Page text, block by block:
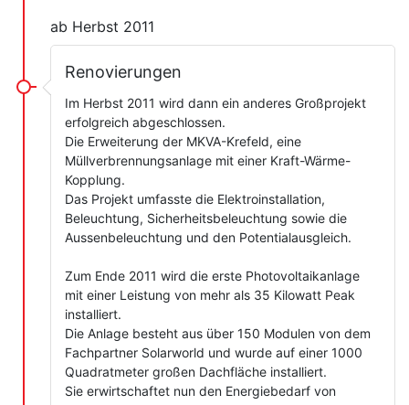
ab Herbst 2011
Renovierungen
Im Herbst 2011 wird dann ein anderes Großprojekt
erfolgreich abgeschlossen.
Die Erweiterung der MKVA-Krefeld, eine
Müllverbrennungsanlage mit einer Kraft-Wärme-
Kopplung.
Das Projekt umfasste die Elektroinstallation,
Beleuchtung, Sicherheitsbeleuchtung sowie die
Aussenbeleuchtung und den Potentialausgleich.
Zum Ende 2011 wird die erste Photovoltaikanlage
mit einer Leistung von mehr als 35 Kilowatt Peak
installiert.
Die Anlage besteht aus über 150 Modulen von dem
Fachpartner Solarworld und wurde auf einer 1000
Quadratmeter großen Dachfläche installiert.
Sie erwirtschaftet nun den Energiebedarf von